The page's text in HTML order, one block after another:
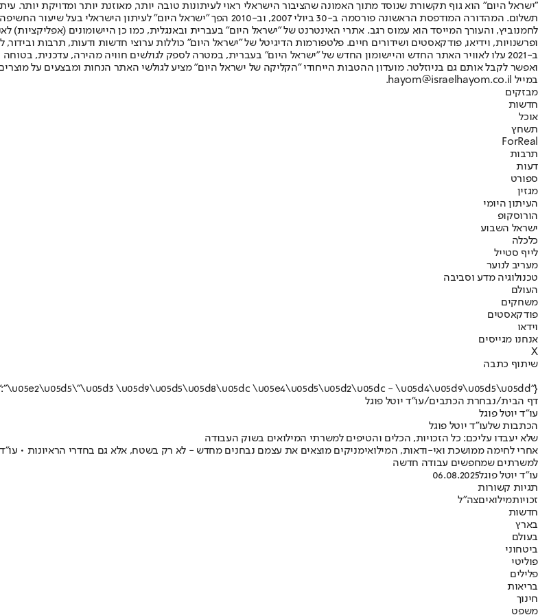
"ישראל היום" הוא גוף תקשורת שנוסד מתוך האמונה שהציבור הישראלי ראוי לעיתונות טובה יותר, מאוזנת יותר ומדויקת יותר.
תשלום. המהדורה המודפסת הראשונה פורסמה ב-30 ביולי 2007, וב-2010 הפך
ופרשנויות, וידיאו, פודקאסטים ושידורים חיים. פלטפורמות הדיגיטל של "ישראל היום" כוללות ערוצי חדשות ודעות, תרבות ובידור,
ב-2021 עלו לאוויר האתר החדש והיישומון החדש של "ישראל היום" בעברית, במטרה לספק לגולשים חוויה מהירה, עדכנית,
ואפשר לקבל אותם גם בניוזלטר. מועדון ההטבות הייחודי "הקליקה של ישראל היום" מציע לגולשי האתר הנחות ומבצעים על
במייל hayom@israelhayom.co.il.
מבזקים
חדשות
אוכל
תשחץ
ForReal
תרבות
דעות
ספורט
מגזין
העיתון היומי
הורוסקופ
ישראל השבוע
כלכלה
לייף סטייל
מעריב לנוער
טכנולוגיה מדע וסביבה
העולם
משחקים
פודקאסטים
וידאו
אנחנו מגייסים
X
שיתוף כתבה
{"name":"\u05e2\u05d5\"\u05d3 \u05d9\u05d5\u05d8\u05dc \u05e4\u05d5\u05d2\u05dc - \u05d4\u05d9\u05d5\u05dd"}
דף הבית/נבחרת הכתבים/עו"ד יוטל פוגל
עו"ד יוטל פוגל
הכתבות שלעו"ד יוטל פוגל
שלא יעבדו עליכם: כל הזכויות, הכלים והטיפים למשרתי המילואים בשוק העבודה
למשרתים שמחפשים עבודה חדשה
עו"ד יוטל פוגל06.08.2025
תגיות קשורות
זכויותמילואיםצה"ל
חדשות
בארץ
בעולם
ביטחוני
פוליטי
פלילים
בריאות
חינוך
משפט